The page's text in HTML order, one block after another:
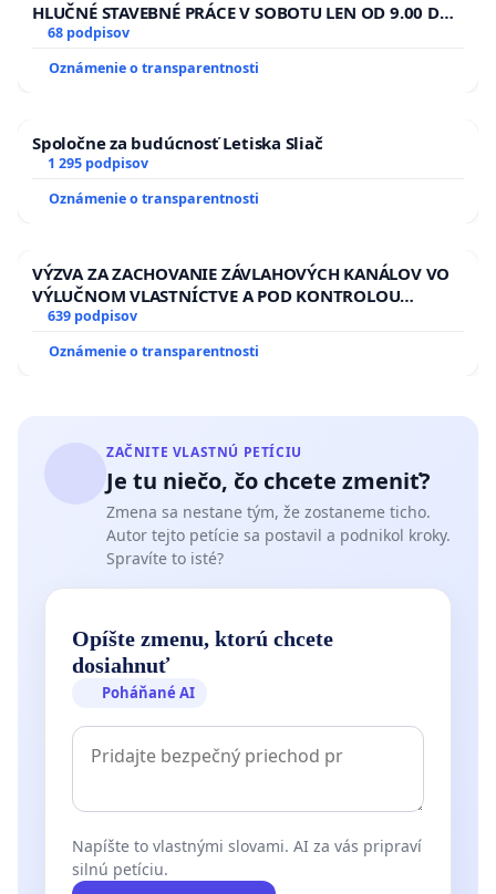
HLUČNÉ STAVEBNÉ PRÁCE V SOBOTU LEN OD 9.00 DO
13.00 HOD., CEZ PRACOVNÝ TÝŽDEŇ CIEĽ 8.00 – 18.00
ĎUMBIERSKEJ/MAGU
68 podpisov
Oznámenie o transparentnosti
Spoločne za budúcnosť Letiska Sliač
1 295 podpisov
Oznámenie o transparentnosti
VÝZVA ZA ZACHOVANIE ZÁVLAHOVÝCH KANÁLOV VO
VÝLUČNOM VLASTNÍCTVE A POD KONTROLOU
SLOVENSKEJ REPUBLIKY & žiadosť na riešenie
kanálov na Slovensku
639 podpisov
Oznámenie o transparentnosti
ZAČNITE VLASTNÚ PETÍCIU
Je tu niečo, čo chcete zmeniť?
Zmena sa nestane tým, že zostaneme ticho.
Autor tejto petície sa postavil a podnikol kroky.
Spravíte to isté?
Opíšte zmenu, ktorú chcete
dosiahnuť
Poháňané AI
Napíšte to vlastnými slovami. AI za vás pripraví
silnú petíciu.